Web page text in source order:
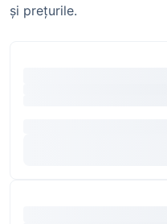
și prețurile.